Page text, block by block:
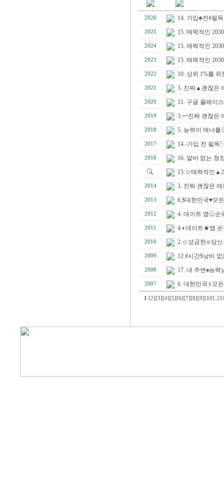
2026 14. 가입♣전#필
2025 15. 매력적인
2024 15. 매력적인
2023 15. 매력적인
2022 10. 상위 1%를
2021 3. 진짜▲괜찮은
2020 11. 구글 플레이
2019 3.━진짜 괜찮은
2018 5. 능력이 매너
2017 14.-가입 전 필독
2016
16. 알바 없는 청
15.☆매력적인
2014 3. 진짜 괜찮은
2013 6.$대한민국♥모
2012 4. 데이트 앱♧순
2011 4.◐데이트★앱
2010 2.☆성공한⊙당신
2009 12.#시간$낭비
2008 17. 내 주변♠능
2007 6. 대한민국♀모
1 [2] [3] [4] [5] [6] [7] [8] [9] [10]